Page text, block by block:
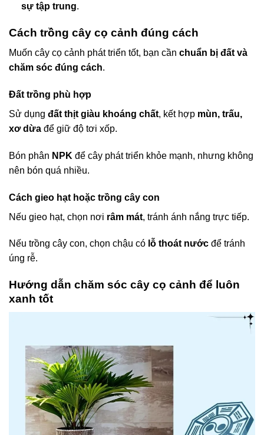
sự tập trung.
Cách trồng cây cọ cảnh đúng cách
Muốn cây cọ cảnh phát triển tốt, bạn cần chuẩn bị đất và
chăm sóc đúng cách.
Đất trồng phù hợp
Sử dụng đất thịt giàu khoáng chất, kết hợp mùn, trấu,
xơ dừa để giữ độ tơi xốp.
Bón phân NPK để cây phát triển khỏe mạnh, nhưng không
nên bón quá nhiều.
Cách gieo hạt hoặc trồng cây con
Nếu gieo hạt, chọn nơi râm mát, tránh ánh nắng trực tiếp.
Nếu trồng cây con, chọn chậu có lỗ thoát nước để tránh
úng rễ.
Hướng dẫn chăm sóc cây cọ cảnh để luôn
xanh tốt